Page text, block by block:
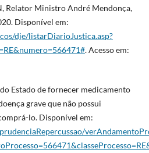
Relator Ministro André Mendonça,
Disponível em:
dje/listarDiarioJustica.asp?
. Acesso em:
do Estado de fornecer medicamento
grave que não possui
lo. Disponível em: